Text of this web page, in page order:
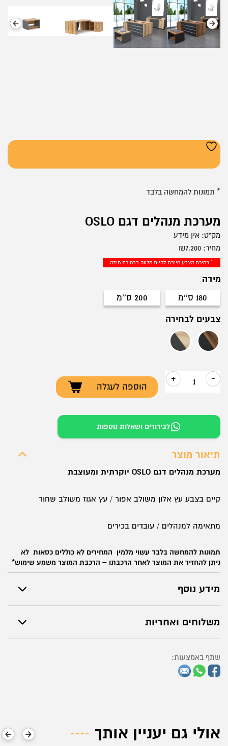
מערכת מנהלים דגם OSLO
מחיר: ₪7,200
* בחירת הצבע חייבת להיות מלווה בבחירת מידה
מידה
180 ס''מ 180 ס''מ 200 ס''מ 200 ס''מ
צבעים לבחירה
עץ אגוז משולב שחור
עץ אלון משולב אפור
-
כמות
מנהלים
+
הוספה לעגלה
מק"ט: אין מידע
לבירורים ושאלות נוספות
תיאור מוצר
מערכת מנהלים דגם OSLO יוקרתית ומעוצבת
קיים בצבע עץ אלון משולב אפור / עץ אגוז משולב שחור
מתאימה למנהלים / עובדים בכירים
תמונות להמחשה בלבד עשוי מלמין המחירים לא כוללים כסאות לא
ניתן להחזיר את המוצר לאחר הרכבתו – הרכבת המוצר משמע שימוש*
מידע נוסף
משלוחים ואחריות
שתף באמצעות:
* תמונות להמחשה בלבד
אולי גם יעניין אותך